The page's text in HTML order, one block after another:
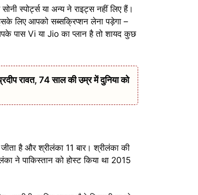
स्पोर्ट्स या अन्य ने राइट्स नहीं लिए हैं।
लिए आपको सब्सक्रिप्शन लेना पड़ेगा –
पास Vi या Jio का प्लान है तो शायद कुछ
रावत, 74 साल की उम्र में दुनिया को
है और श्रीलंका 11 बार। श्रीलंका की
ने पाकिस्तान को होस्ट किया था 2015